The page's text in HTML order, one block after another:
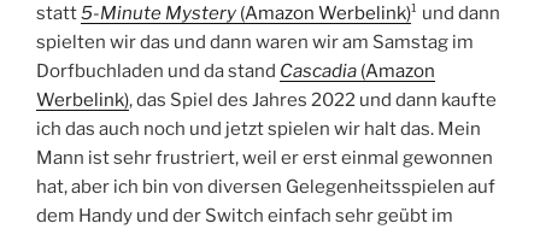
statt5-Minute Mystery (Amazon Werbelink)¹ und dann
spielten wir das und dann waren wir am Samstag im
Dorfbuchladen und da stand Cascadia (Amazon
Werbelink), das Spiel des Jahres 2022 und dann kaufte
ich das auch noch und jetzt spielen wir halt das. Mein
Mann ist sehr frustriert, weil er erst einmal gewonnen
hat, aber ich bin von diversen Gelegenheitsspielen auf
dem Handy und der Switch einfach sehr geübt im